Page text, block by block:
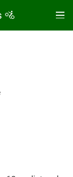
🚵